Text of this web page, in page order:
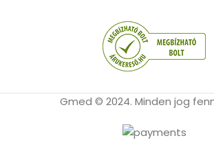
Gmed © 2024. Minden jog